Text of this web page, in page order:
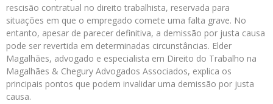
rescisão contratual no direito trabalhista, reservada para
situações em que o empregado comete uma falta grave. No
entanto, apesar de parecer definitiva, a demissão por justa causa
pode ser revertida em determinadas circunstâncias. Elder
Magalhães, advogado e especialista em Direito do Trabalho na
Magalhães & Chegury Advogados Associados, explica os
principais pontos que podem invalidar uma demissão por justa
causa.